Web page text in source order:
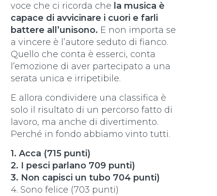
voce che ci ricorda che la musica è
capace di avvicinare i cuori e farli
battere all’unisono. E non importa se
a vincere è l’autore seduto di fianco.
Quello che conta è esserci, conta
l’emozione di aver partecipato a una
serata unica e irripetibile.
E allora condividere una classifica è
solo il risultato di un percorso fatto di
lavoro, ma anche di divertimento.
Perché in fondo abbiamo vinto tutti.
1. Acca (715 punti)
2. I pesci parlano 709 punti)
3. Non capisci un tubo 704 punti)
4. Sono felice (703 punti)